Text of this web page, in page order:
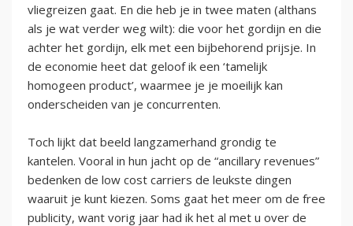
vliegreizen gaat. En die heb je in twee maten (althans
als je wat verder weg wilt): die voor het gordijn en die
achter het gordijn, elk met een bijbehorend prijsje. In
de economie heet dat geloof ik een ‘tamelijk
homogeen product’, waarmee je je moeilijk kan
onderscheiden van je concurrenten.
Toch lijkt dat beeld langzamerhand grondig te
kantelen. Vooral in hun jacht op de “ancillary revenues”
bedenken de low cost carriers de leukste dingen
waaruit je kunt kiezen. Soms gaat het meer om de free
publicity, want vorig jaar had ik het al met u over de